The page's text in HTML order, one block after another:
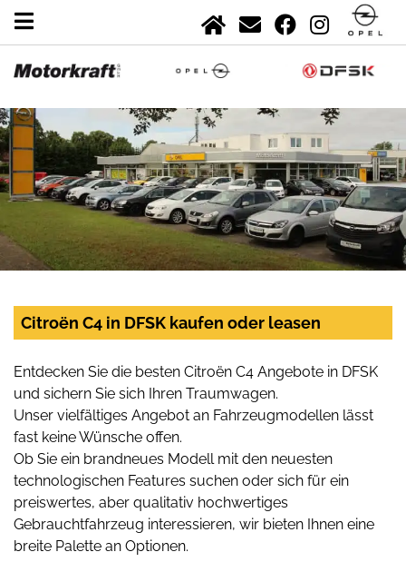
Citroën C4 in DFSK kaufen oder leasen
Entdecken Sie die besten Citroën C4 Angebote in DFSK
und sichern Sie sich Ihren Traumwagen.
Unser vielfältiges Angebot an Fahrzeugmodellen lässt
fast keine Wünsche offen.
Ob Sie ein brandneues Modell mit den neuesten
technologischen Features suchen oder sich für ein
preiswertes, aber qualitativ hochwertiges
Gebrauchtfahrzeug interessieren, wir bieten Ihnen eine
breite Palette an Optionen.